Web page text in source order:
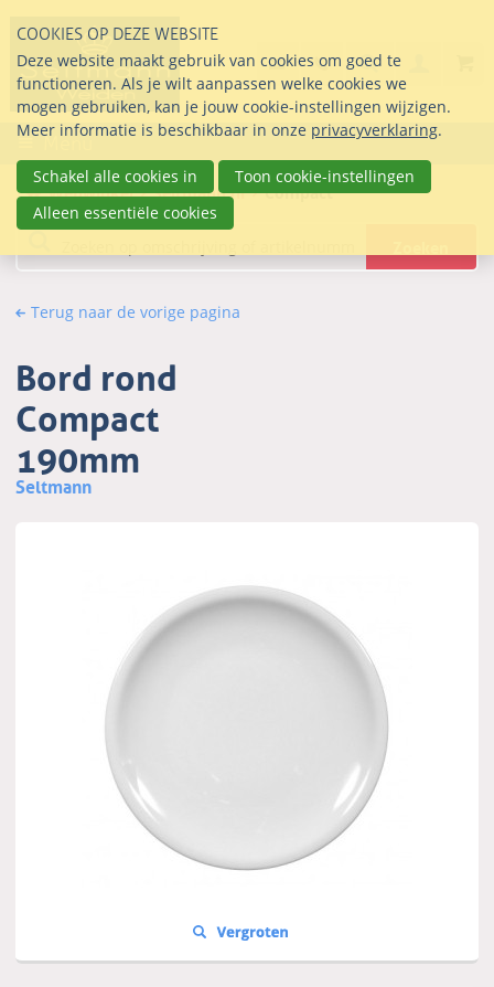
links
over
Direct
naar
inhoud
Direct
naar
het
info@seltmann-
Stel uw vraag
085 76 07 000
Search
Menu
Webwinkel Seltmann.nl Compact
Terug naar de vorige pagina
Bord rond
Compact
190mm
Seltmann
COOKIES OP DEZE WEBSITE
Deze website maakt gebruik van cookies om goed te
functioneren. Als je wilt aanpassen welke cookies we
mogen gebruiken, kan je jouw cookie-instellingen wijzigen.
Meer informatie is beschikbaar in onze privacyverklaring.
Schakel alle cookies in
Toon cookie-instellingen
Alleen essentiële cookies